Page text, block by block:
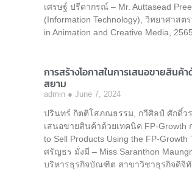
เศรษฐ์ ปรีดากรณ์ – Mr. Auttasead
(Information Technology), วิทยาศาส
in Animation and Creative Media,
การสร้างโอกาสในการเสนอขายสิน
สยาม
admin June 7, 2024
ปรินทร์ กิตติโสภณธรรม, กวีศิลป์ ศักดิ์วร
เสนอขายสินค้าด้วยเทคนิค FP-
to Sell Products Using the FP-Growth
ศรัญธร มั่งมี – Miss Saranthon
บริหารธุรกิจบัณฑิต สาขาวิชาธุรกิจดิจิทั